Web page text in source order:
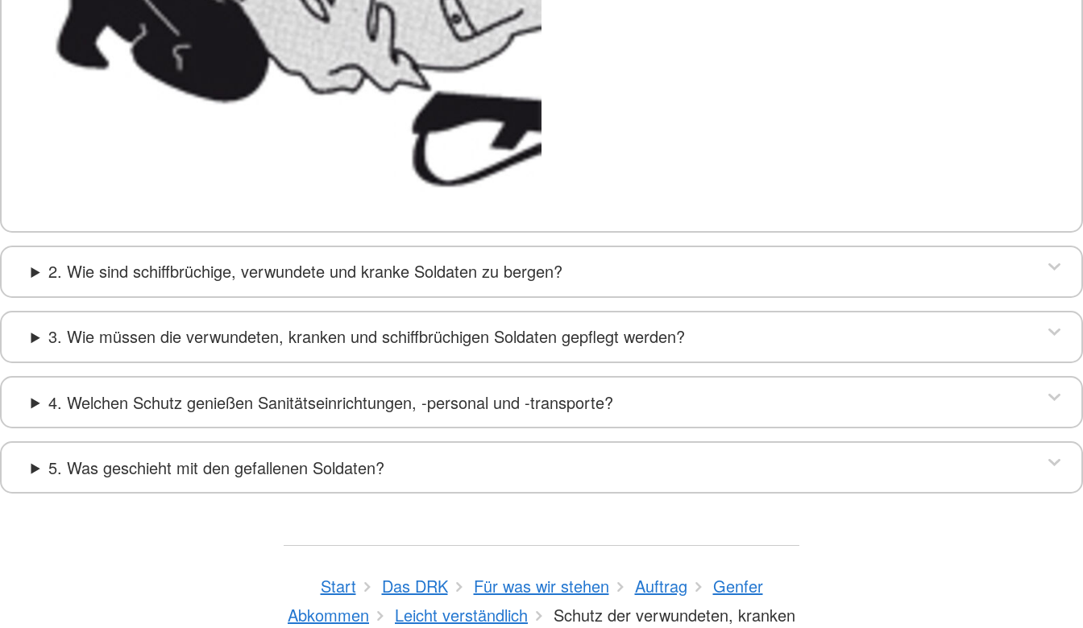
2. Wie sind schiffbrüchige, verwundete und kranke Soldaten zu bergen?
3. Wie müssen die verwundeten, kranken und schiffbrüchigen Soldaten gepflegt werden?
4. Welchen Schutz genießen Sanitätseinrichtungen, -personal und -transporte?
5. Was geschieht mit den gefallenen Soldaten?
Start Das DRK Für was wir stehen Auftrag
Genfer
Abkommen
Leicht verständlich
Schutz der verwundeten, kranken